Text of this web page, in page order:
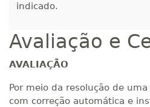
indicado.
Avaliação e
AVALIAÇÃO
Por meio da resolução de
com correção automática e